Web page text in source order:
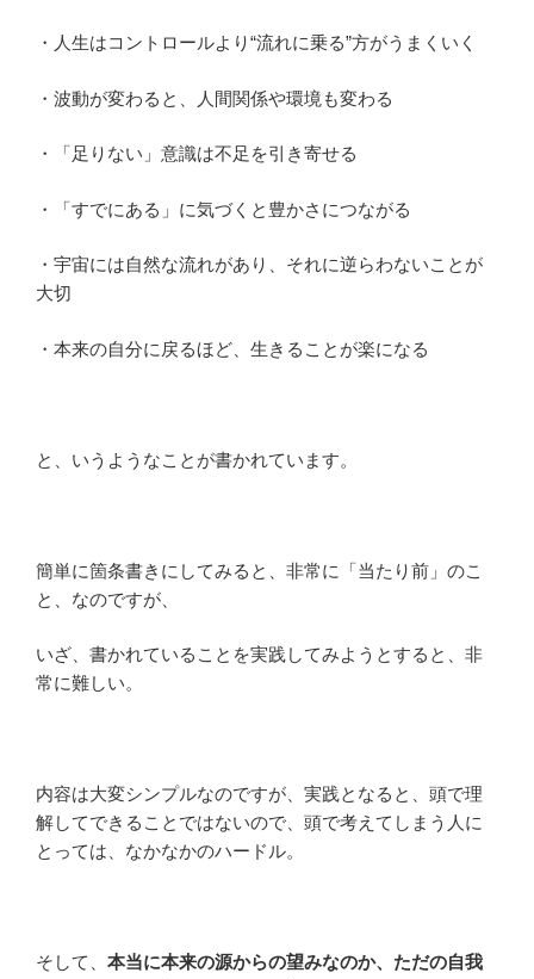
・人生はコントロールより“流れに乗る”方がうまくいく
・波動が変わると、人間関係や環境も変わる
・「足りない」意識は不足を引き寄せる
・「すでにある」に気づくと豊かさにつながる
・宇宙には自然な流れがあり、それに逆らわないことが
大切
・本来の自分に戻るほど、生きることが楽になる
と、いうようなことが書かれています。
簡単に箇条書きにしてみると、非常に「当たり前」のこ
と、なのですが、
いざ、書かれていることを実践してみようとすると、非
常に難しい。
内容は大変シンプルなのですが、実践となると、頭で理
解してできることではないので、頭で考えてしまう人に
とっては、なかなかのハードル。
そして、 本当に本来の源からの望みなのか、ただの自我